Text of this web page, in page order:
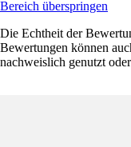
Bereich überspringen
Die Echtheit der
Bewertungen können
nachweislich genutzt